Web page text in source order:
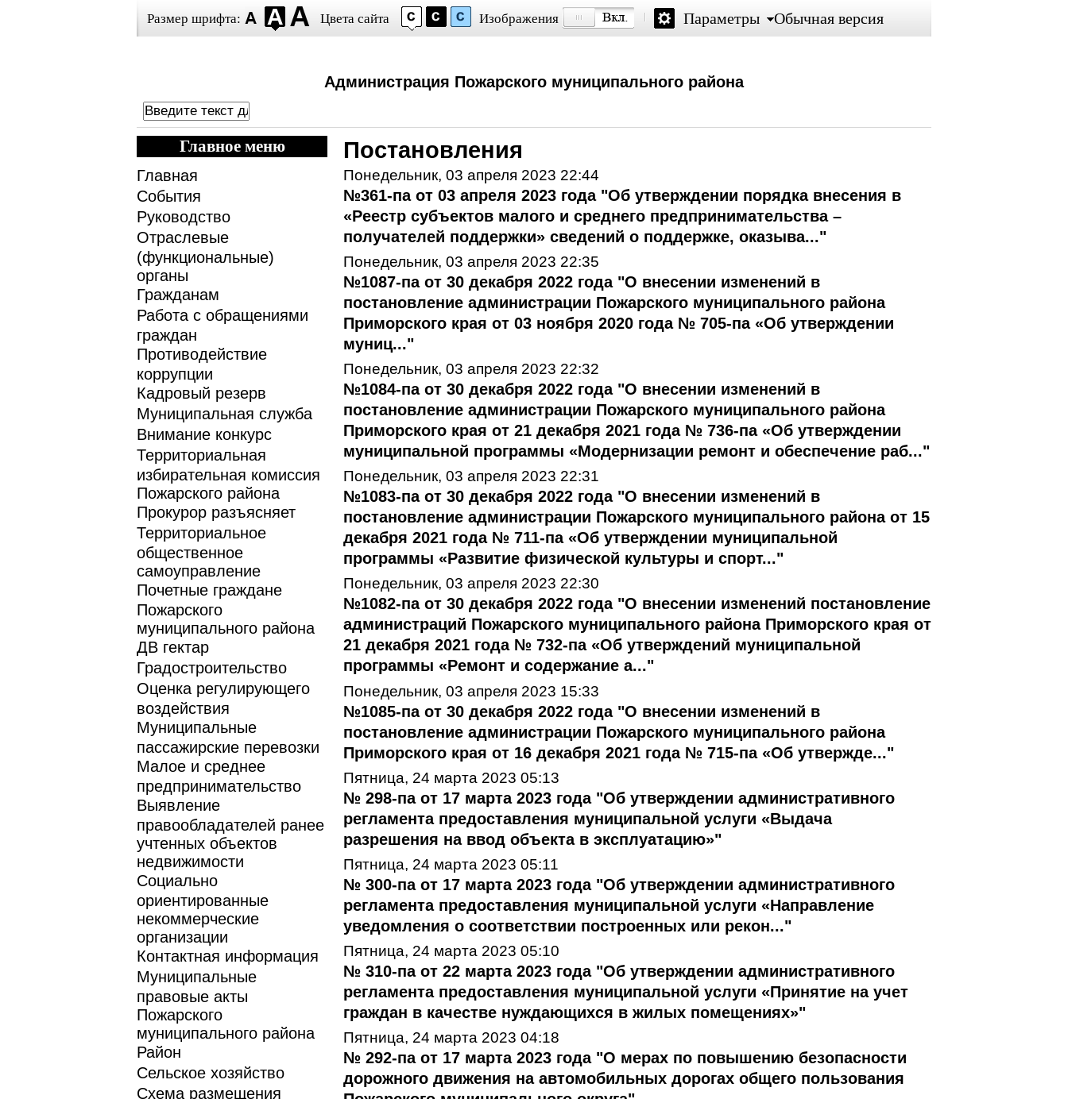
Размер шрифта: Цвета сайта Изображения Параметры Обычная версия
Администрация Пожарского муниципального района
Главное меню
Главная
События
Руководство
Отраслевые
(функциональные)
органы
Гражданам
Работа с обращениями
граждан
Противодействие
коррупции
Кадровый резерв
Муниципальная служба
Внимание конкурс
Территориальная
избирательная комиссия
Пожарского района
Прокурор разъясняет
Территориальное
общественное
самоуправление
Почетные граждане
Пожарского
муниципального района
ДВ гектар
Градостроительство
Оценка регулирующего
воздействия
Муниципальные
пассажирские перевозки
Малое и среднее
предпринимательство
Выявление
правообладателей ранее
учтенных объектов
недвижимости
Социально
ориентированные
некоммерческие
организации
Контактная информация
Муниципальные
правовые акты
Пожарского
муниципального района
Район
Сельское хозяйство
Схема размещения
Постановления
Понедельник, 03 апреля 2023 22:44
№361-па от 03 апреля 2023 года "Об утверждении порядка внесения в
«Реестр субъектов малого и среднего предпринимательства –
получателей поддержки» сведений о поддержке, оказыва..."
Понедельник, 03 апреля 2023 22:35
№1087-па от 30 декабря 2022 года "О внесении изменений в
постановление администрации Пожарского муниципального района
Приморского края от 03 ноября 2020 года № 705-па «Об утверждении
муниц..."
Понедельник, 03 апреля 2023 22:32
№1084-па от 30 декабря 2022 года "О внесении изменений в
постановление администрации Пожарского муниципального района
Приморского края от 21 декабря 2021 года № 736-па «Об утверждении
муниципальной программы «Модернизации ремонт и обеспечение раб..."
Понедельник, 03 апреля 2023 22:31
№1083-па от 30 декабря 2022 года "О внесении изменений в
постановление администрации Пожарского муниципального района от 15
декабря 2021 года № 711-па «Об утверждении муниципальной
программы «Развитие физической культуры и спорт..."
Понедельник, 03 апреля 2023 22:30
№1082-па от 30 декабря 2022 года "О внесении изменений постановление
администраций Пожарского муниципального района Приморского края от
21 декабря 2021 года № 732-па «Об утверждений муниципальной
программы «Ремонт и содержание а..."
Понедельник, 03 апреля 2023 15:33
№1085-па от 30 декабря 2022 года "О внесении изменений в
постановление администрации Пожарского муниципального района
Приморского края от 16 декабря 2021 года № 715-па «Об утвержде..."
Пятница, 24 марта 2023 05:13
№ 298-па от 17 марта 2023 года "Об утверждении административного
регламента предоставления муниципальной услуги «Выдача
разрешения на ввод объекта в эксплуатацию»"
Пятница, 24 марта 2023 05:11
№ 300-па от 17 марта 2023 года "Об утверждении административного
регламента предоставления муниципальной услуги «Направление
уведомления о соответствии построенных или рекон..."
Пятница, 24 марта 2023 05:10
№ 310-па от 22 марта 2023 года "Об утверждении административного
регламента предоставления муниципальной услуги «Принятие на учет
граждан в качестве нуждающихся в жилых помещениях»"
Пятница, 24 марта 2023 04:18
№ 292-па от 17 марта 2023 года "О мерах по повышению безопасности
дорожного движения на автомобильных дорогах общего пользования